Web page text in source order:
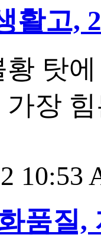
활고,
탓
장
10:53
품질,